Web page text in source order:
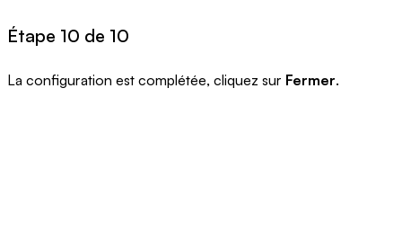
Étape 10 de 10
La configuration est complétée, cliquez sur Fermer.